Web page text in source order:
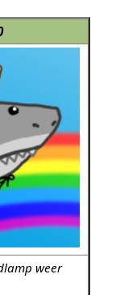
weer